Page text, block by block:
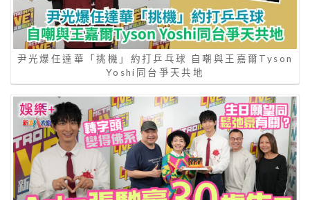
尹光爆任達華「挑機」約打乒乓球 自嘲與王嘉爾Tyson
Yoshi同台爭天共地